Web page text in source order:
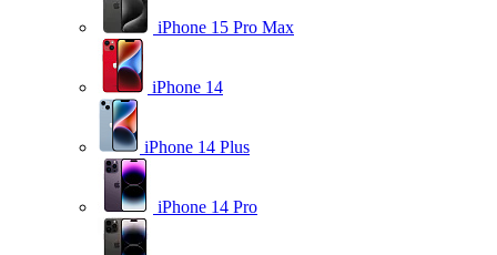
iPhone 15 Pro Max
iPhone 14
iPhone 14 Plus
iPhone 14 Pro